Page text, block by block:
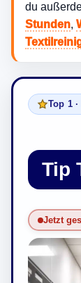
du
Stunden,
Top 1
Tip
Jetzt